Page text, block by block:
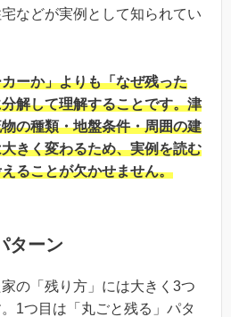
などが実例として知られてい
ーか」よりも「なぜ残った
解して理解することです。津
の種類・地盤条件・周囲の建
きく変わるため、実例を読む
ることが欠かせません。
ターン
の「残り方」には大きく3つ
1つ目は「丸ごと残る」パタ